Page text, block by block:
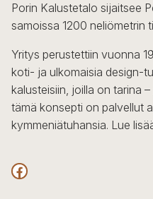
Porin Kalustetalo sijaitsee
samoissa 1200 neliömetrin
Yritys perustettiin vuonna
koti- ja ulkomaisia design-
kalusteisiin, joilla on tarina
tämä konsepti on palvellut
kymmeniätuhansia. Lue
Facebook